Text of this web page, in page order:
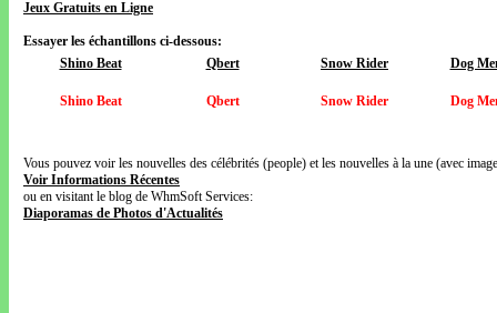
Jeux Gratuits en Ligne
Essayer les échantillons ci-dessous:
Shino Beat
Qbert Snow Rider Dog
Shino Beat Qbert Snow Rider Dog
Vous pouvez voir les nouvelles des célébrités (people) et les nouvelles à la une (avec
Voir Informations Récentes
ou en visitant le blog de WhmSoft Services:
Diaporamas de Photos d'Actualités